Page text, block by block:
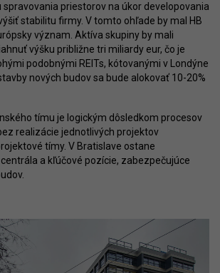
priestorov na úkor developovania
stabilitu firmy. V tomto ohľade by mal HB
význam. Aktíva skupiny by mali
výšku približne tri miliardy eur, čo je
podobnými REITs, kótovanými v Londýne
nových budov sa bude alokovať 10-20%
tímu je logickým dôsledkom procesov
realizácie jednotlivých projektov
tímy. V Bratislave ostane
a kľúčové pozície, zabezpečujúce